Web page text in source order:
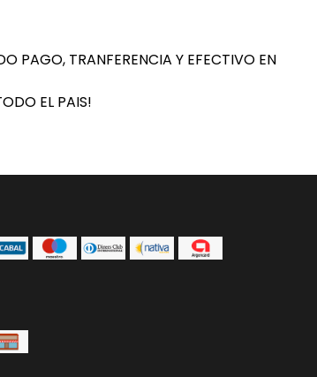
PAGO, TRANFERENCIA Y EFECTIVO EN
EL PAIS!